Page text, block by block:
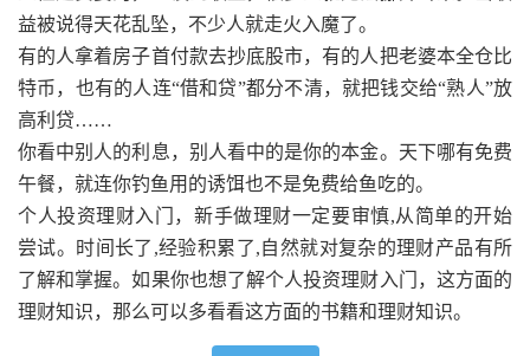
益被说得天花乱坠，不少人就走火入魔了。
有的人拿着房子首付款去抄底股市，有的人把老婆本全仓比
特币，也有的人连“借和贷”都分不清，就把钱交给“熟人”放
高利贷……
你看中别人的利息，别人看中的是你的本金。天下哪有免费
午餐，就连你钓鱼用的诱饵也不是免费给鱼吃的。
个人投资理财入门，新手做理财一定要审慎,从简单的开始
尝试。时间长了,经验积累了,自然就对复杂的理财产品有所
了解和掌握。如果你也想了解个人投资理财入门，这方面的
理财知识，那么可以多看看这方面的书籍和理财知识。